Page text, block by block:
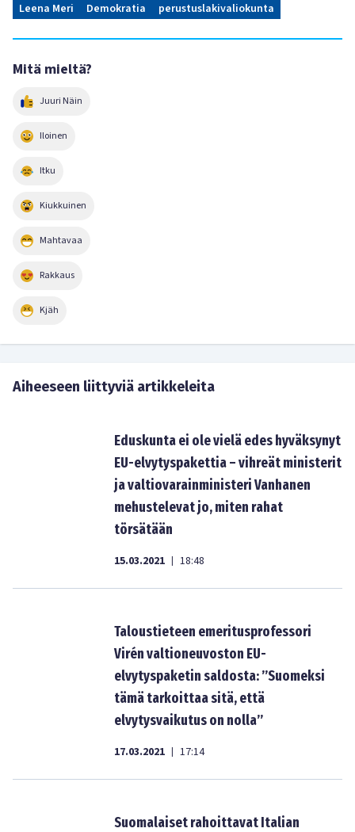
Leena Meri
Demokratia perustuslakivaliokunta
Mitä mieltä?
Juuri Näin
Iloinen
Itku
Kiukkuinen
Mahtavaa
Rakkaus
Kjäh
Aiheeseen liittyviä artikkeleita
Eduskunta ei ole vielä edes hyväksynyt
EU-elvytyspakettia – vihreät ministerit
ja valtiovarainministeri Vanhanen
mehustelevat jo, miten rahat
törsätään
15.03.2021 | 18:48
Taloustieteen emeritusprofessori
Virén valtioneuvoston EU-
elvytyspaketin saldosta: ”Suomeksi
tämä tarkoittaa sitä, että
elvytysvaikutus on nolla”
17.03.2021 | 17:14
Suomalaiset rahoittavat Italian